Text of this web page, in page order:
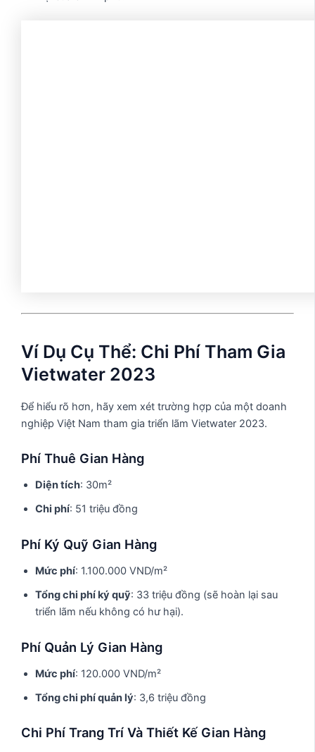
Ví Dụ Cụ Thể: Chi Phí Tham Gia
Vietwater 2023
Để hiểu rõ hơn, hãy xem xét trường hợp của một doanh
nghiệp Việt Nam tham gia triển lãm Vietwater 2023.
Phí Thuê Gian Hàng
Diện tích: 30m²
Chi phí: 51 triệu đồng
Phí Ký Quỹ Gian Hàng
Mức phí: 1.100.000 VND/m²
Tổng chi phí ký quỹ: 33 triệu đồng (sẽ hoàn lại sau
triển lãm nếu không có hư hại).
Phí Quản Lý Gian Hàng
Mức phí: 120.000 VND/m²
Tổng chi phí quản lý: 3,6 triệu đồng
Chi Phí Trang Trí Và Thiết Kế Gian Hàng